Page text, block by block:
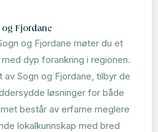
Fjordane
og Fjordane møter du et
dyp forankring i regionen.
Sogn og Fjordane, tilbyr de
løsninger for både
består av erfarne meglere
lokalkunnskap med bred